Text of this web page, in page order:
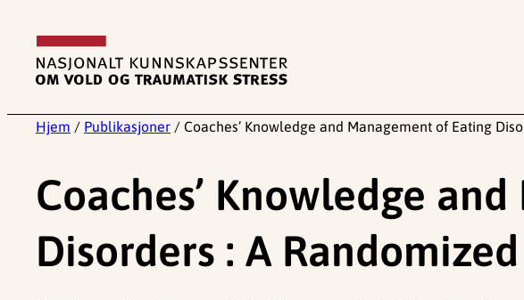
innhold
Hjem / Publikasjoner / Coaches’ Knowledge and Management of Eating
Coaches’ Knowledge
Disorders : A